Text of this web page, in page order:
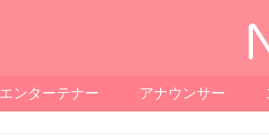
エンターテナー アナウンサー